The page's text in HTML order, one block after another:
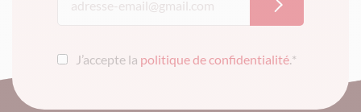
J’accepte la politique de confidentialité.*